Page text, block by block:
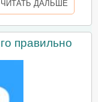
ЧИТАТЬ ДАЛЬШЕ
правильно